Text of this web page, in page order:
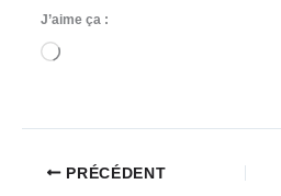
J’aime ça :
Chargement…
PRÉCÉDENT